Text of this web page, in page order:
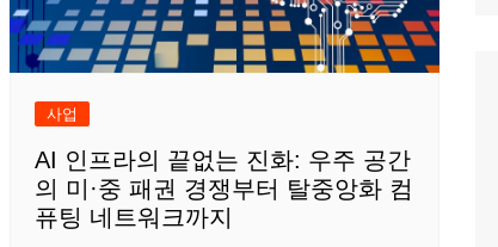
사업
AI 인프라의 끝없는 진화: 우주 공간
의 미·중 패권 경쟁부터 탈중앙화 컴
퓨팅 네트워크까지